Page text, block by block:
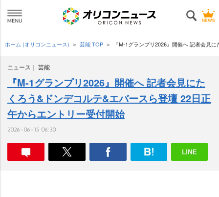
ホーム (オリコンニュース) 芸能 TOP 『M-1グランプリ2026』開催へ 記者会見
ニュース 芸能
『M-1グランプリ2026』開催へ 記者会見にた
くろう&ドンデコルテ&エバースら登壇 22日正
午からエントリー受付開始
2026-06-15 06:30